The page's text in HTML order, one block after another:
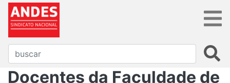
Docentes da Faculdade de